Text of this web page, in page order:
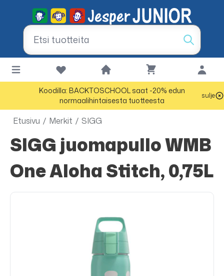
Koodilla: BACKTOSCHOOL saat -20% edun
normaalihintaisesta tuotteesta
sulje
Etusivu / Merkit / SIGG
SIGG juomapullo WMB
One Aloha Stitch, 0,75L